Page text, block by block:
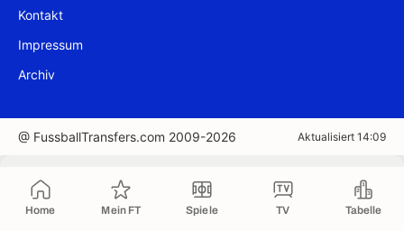
Home Mein FT Spiele TV Tabelle
Kontakt
Impressum
Archiv
@ FussballTransfers.com 2009-2026 Aktualisiert 14:09